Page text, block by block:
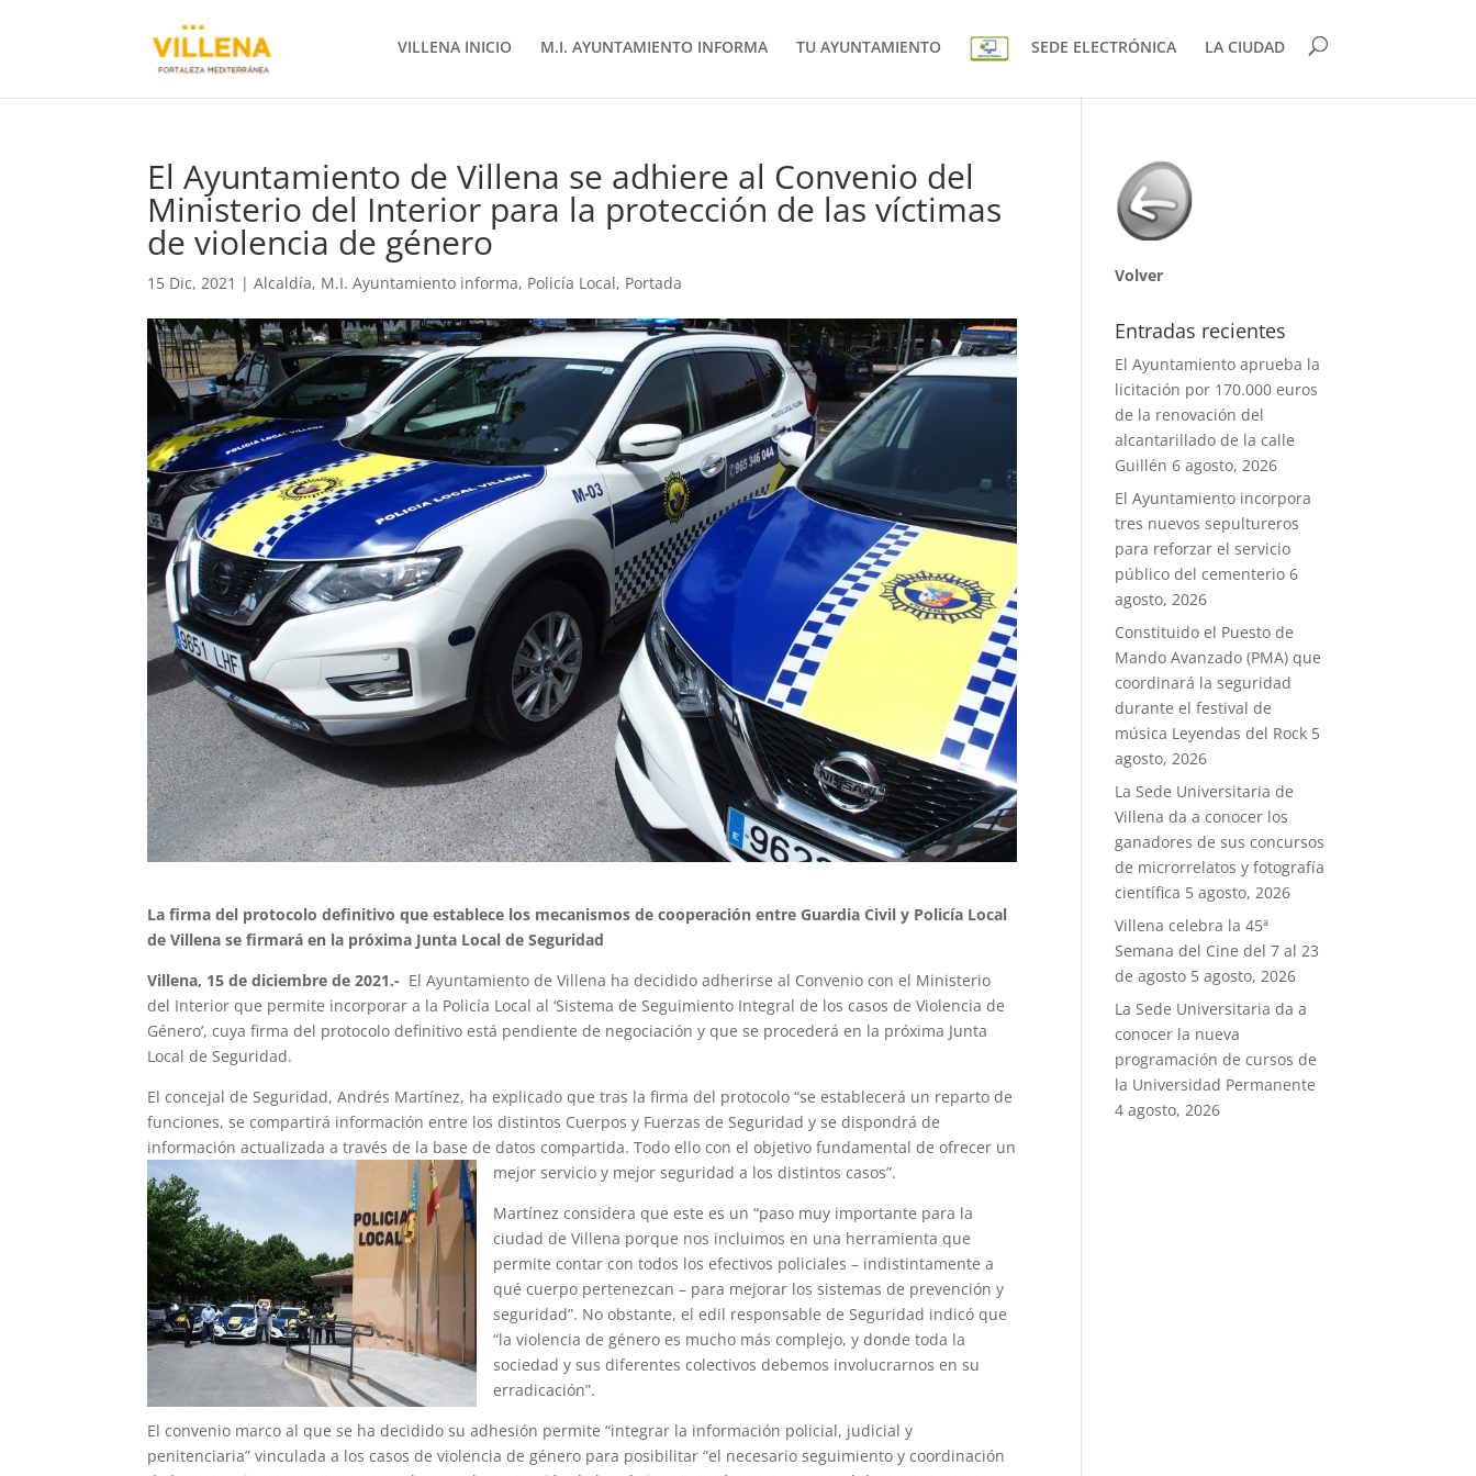
VILLENA INICIO M.I. AYUNTAMIENTO INFORMA TU AYUNTAMIENTO SEDE ELECTRÓNICA LA CIUDAD
El Ayuntamiento de Villena se adhiere al Convenio del
Ministerio del Interior para la protección de las víctimas
de violencia de género
15 Dic, 2021 |Alcaldía, M.I. Ayuntamiento informa, Policía Local, Portada
La firma del protocolo definitivo que establece los mecanismos de cooperación entre Guardia Civil y Policía Local
de Villena se firmará en la próxima Junta Local de Seguridad
Villena, 15 de diciembre de 2021.- El Ayuntamiento de Villena ha decidido adherirse al Convenio con el Ministerio
del Interior que permite incorporar a la Policía Local al ‘Sistema de Seguimiento Integral de los casos de Violencia de
Género’, cuya firma del protocolo definitivo está pendiente de negociación y que se procederá en la próxima Junta
Local de Seguridad.
El concejal de Seguridad, Andrés Martínez, ha explicado que tras la firma del protocolo “se establecerá un reparto de
funciones, se compartirá información entre los distintos Cuerpos y Fuerzas de Seguridad y se dispondrá de
información actualizada a través de la base de datos compartida. Todo ello con el objetivo fundamental de ofrecer un
mejor servicio y mejor seguridad a los distintos casos”.
Martínez considera que este es un “paso muy importante para la
ciudad de Villena porque nos incluimos en una herramienta que
permite contar con todos los efectivos policiales – indistintamente a
qué cuerpo pertenezcan – para mejorar los sistemas de prevención y
seguridad”. No obstante, el edil responsable de Seguridad indicó que
“la violencia de género es mucho más complejo, y donde toda la
sociedad y sus diferentes colectivos debemos involucrarnos en su
erradicación”.
El convenio marco al que se ha decidido su adhesión permite “integrar la información policial, judicial y
penitenciaria” vinculada a los casos de violencia de género para posibilitar “el necesario seguimiento y coordinación
Volver
Entradas recientes
El Ayuntamiento aprueba la
licitación por 170.000 euros
de la renovación del
alcantarillado de la calle
Guillén 6 agosto, 2026
El Ayuntamiento incorpora
tres nuevos sepultureros
para reforzar el servicio
público del cementerio 6
agosto, 2026
Constituido el Puesto de
Mando Avanzado (PMA) que
coordinará la seguridad
durante el festival de
música Leyendas del Rock 5
agosto, 2026
La Sede Universitaria de
Villena da a conocer los
ganadores de sus concursos
de microrrelatos y fotografía
científica 5 agosto, 2026
Villena celebra la 45ª
Semana del Cine del 7 al 23
de agosto 5 agosto, 2026
La Sede Universitaria da a
conocer la nueva
programación de cursos de
la Universidad Permanente
4 agosto, 2026